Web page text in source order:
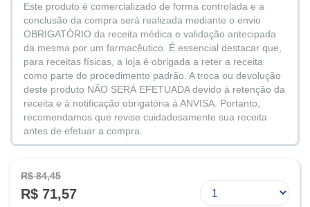
Este produto é comercializado de forma controlada e a
conclusão da compra será realizada mediante o envio
OBRIGATÓRIO da receita médica e validação antecipada
da mesma por um farmacêutico. É essencial destacar que,
para receitas físicas, a loja é obrigada a reter a receita
como parte do procedimento padrão. A troca ou devolução
deste produto NÃO SERÁ EFETUADA devido à retenção da
receita e à notificação obrigatória à ANVISA. Portanto,
recomendamos que revise cuidadosamente sua receita
antes de efetuar a compra.
R$ 84,45
R$ 71,57